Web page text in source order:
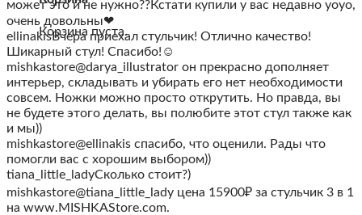
Корзина пуста.
может это и не нужно??Кстати купили у вас недавно yoyo,
очень довольны❤
ellinakisВчера приехал стульчик! Отлично качество!
Шикарный стул! Спасибо!☺
mishkastore@darya_illustrator он прекрасно дополняет
интерьер, складывать и убирать его нет необходимости
совсем. Ножки можно просто открутить. Но правда, вы
не будете этого делать, вы полюбите этот стул также как
и мы))
mishkastore@ellinakis спасибо, что оценили. Рады что
помогли вас с хорошим выбором))
tiana_little_ladyСколько стоит?)
mishkastore@tiana_little_lady цена 15900₽ за стульчик 3 в 1
на www.MISHKAStore.com.